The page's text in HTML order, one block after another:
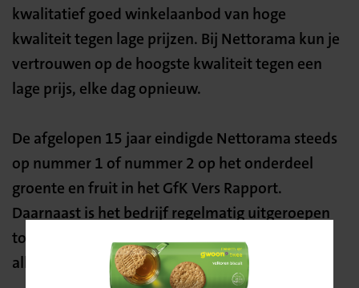
kwalitatief goed winkelaanbod van hoge
kwaliteit tegen lage prijzen. Bij Nettorama kun je
vertrouwen op de hoogste kwaliteit tegen een
lage prijs, elke dag opnieuw.
De afgelopen 15 jaar eindigde Nettorama steeds
op nummer 1 of nummer 2 op het onderdeel
groente en fruit in het GfK Vers Rapport.
Daarnaast is het bedrijf regelmatig uitgeroepen
tot “beste supermarkt van Nederland” en “de
allergoedkoopste supermarkt in A-merken”.